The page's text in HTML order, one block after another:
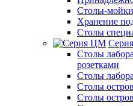
Столы-мойки
Хранение
Столы
Столы
розетками
Столы
Столы
Столы